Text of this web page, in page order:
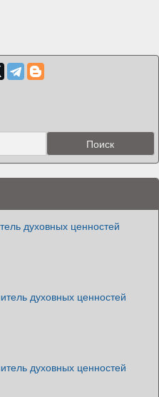
духовных ценностей
духовных ценностей
духовных ценностей